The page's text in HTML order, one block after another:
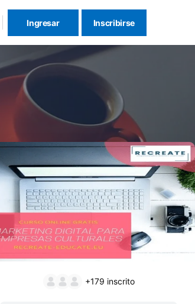
Ingresar Inscribirse
+179 inscrito